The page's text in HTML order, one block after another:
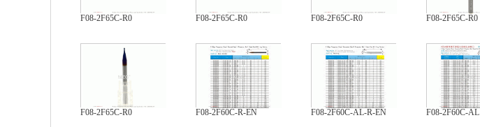
F08-2F65C-R0 F08-2F65C-R0 F08-2F65C-R0 F08-2F65C-R0
F08-2F65C-R0 F08-2F60C-R-EN F08-2F60C-AL-R-EN F08-2F60C-AL